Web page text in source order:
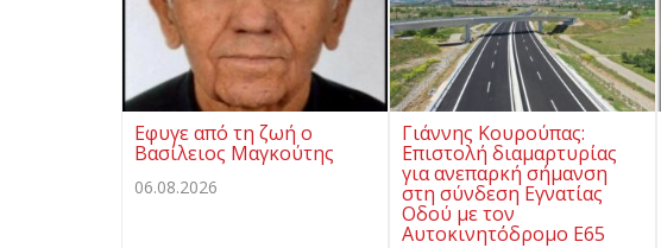
Eφυγε από τη ζωή ο
Βασίλειος Μαγκούτης
06.08.2026
Γιάννης Κουρούπας:
Επιστολή διαμαρτυρίας
για ανεπαρκή σήμανση
στη σύνδεση Εγνατίας
Οδού με τον
Αυτοκινητόδρομο Ε65